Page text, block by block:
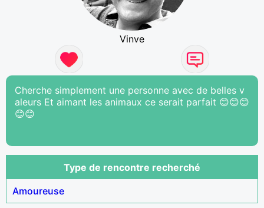
Vinve
Cherche simplement une personne avec de belles v
aleurs Et aimant les animaux ce serait parfait 😊😊😊
😊😊
Type de rencontre recherché
Amoureuse